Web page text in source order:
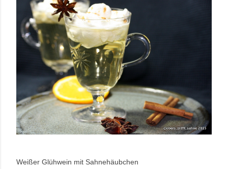
Weißer Glühwein mit Sahnehäubchen